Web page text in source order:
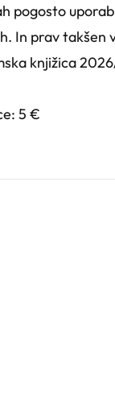
pogosto
In prav takšen
knjižica
5 €